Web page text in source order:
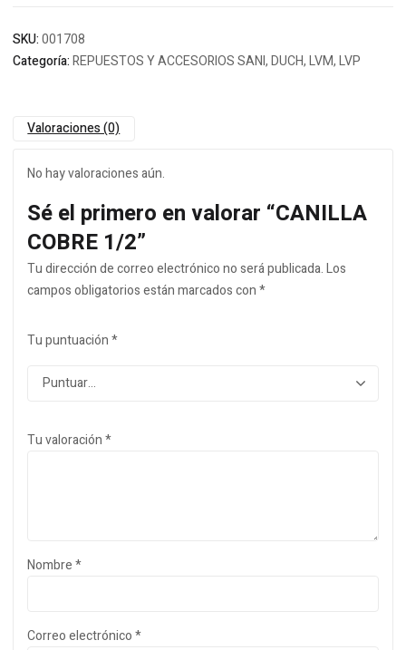
SKU:001708
Categoría:REPUESTOS Y ACCESORIOS SANI, DUCH, LVM, LVP
Valoraciones (0)
No hay valoraciones aún.
Sé el primero en valorar “CANILLA
COBRE 1/2”
Tu dirección de correo electrónico no será publicada.Los
campos obligatorios están marcados con*
Tu puntuación*
Tu valoración*
Nombre*
Correo electrónico*